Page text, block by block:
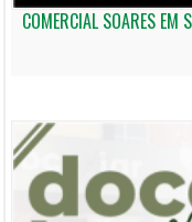
COMERCIAL SOARES EM